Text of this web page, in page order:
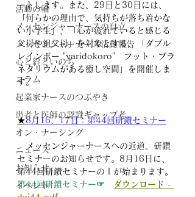
活動の輪
メッセンジャーナースの自立
メッセンジャーナース活動報告
心と絆といのち
コラム
起業家ナースのつぶやき
患者と医師の認識ギャップ考
オン・ナーシング
ニュース
お知らせ
イベント
ートします。また、29日と30日には、
「何らかの理由で、気持ちが落ち着かな
い小学生」、「心が疲れていると感じる
父母や祖父母」を対象とする、「ダブル
レインボー "yaridokoro"　フット・プラ
ネタリウムがある癒し空間」を開催しま
す。
★8月16、17日：第44回研鑽セミナー
メッセンジャーナースへの近道、研鑽
セミナーのお知らせです。8月16日に、
第44回研鑽セミナーのＩが始まります。
第44回研鑽セミナー☞
ダウンロード -